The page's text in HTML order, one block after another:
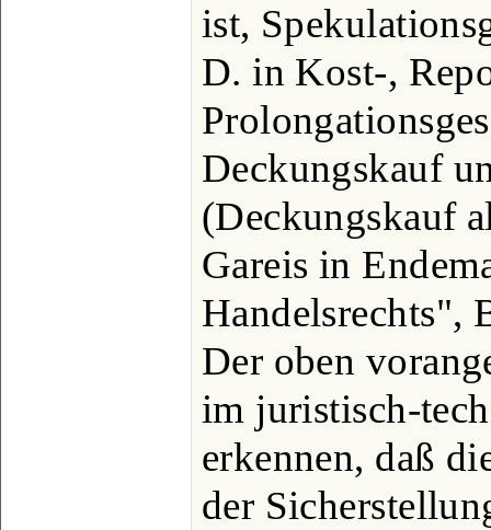
ist,
D. in Kost-,
Deckungskauf
(Deckungskauf
Gareis in
Handelsrechts",
Der oben
im juristisch-
erkennen, daß
der